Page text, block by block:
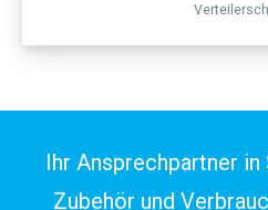
Ihr Ansprechpartner
Zubehör und